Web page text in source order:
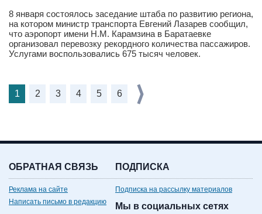
8 января состоялось заседание штаба по развитию региона,
на котором министр транспорта Евгений Лазарев сообщил,
что аэропорт имени Н.М. Карамзина в Баратаевке
организовал перевозку рекордного количества пассажиров.
Услугами воспользовались 675 тысяч человек.
1 2 3 4 5 6
ОБРАТНАЯ СВЯЗЬ
Реклама на сайте
Написать письмо в редакцию
ПОДПИСКА
Подписка на рассылку материалов
Мы в социальных сетях